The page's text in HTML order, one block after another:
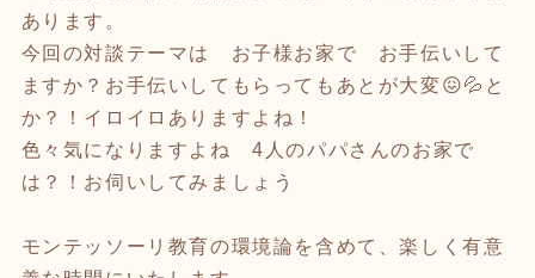
あります。
今回の対談テーマは お子様お家で お手伝いして
ますか？お手伝いしてもらってもあとが大変😖💦と
か？！イロイロありますよね！
色々気になりますよね 4人のパパさんのお家で
は？！お伺いしてみましょう
モンテッソーリ教育の環境論を含めて、楽しく有意